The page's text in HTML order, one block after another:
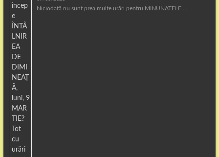
Niciodată nu sunt prea multe urări pentru MINUNATELE …